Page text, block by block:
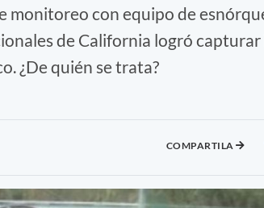
monitoreo con equipo de
de California logró capturar
¿De quién se trata?
COMPARTILA